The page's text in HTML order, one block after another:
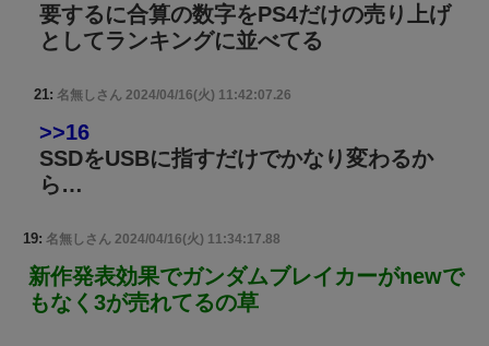
要するに合算の数字をPS4だけの売り上げ
としてランキングに並べてる
21: 名無しさん 2024/04/16(火) 11:42:07.26
>>16
SSDをUSBに指すだけでかなり変わるか
ら…
19: 名無しさん 2024/04/16(火) 11:34:17.88
新作発表効果でガンダムブレイカーがnewで
もなく3が売れてるの草